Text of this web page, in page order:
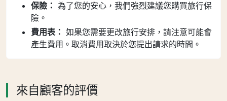
保險： 為了您的安心，我們強烈建議您購買旅行保
險。
費用表： 如果您需要更改旅行安排，請注意可能會
產生費用。取消費用取決於您提出請求的時間。
來自顧客的評價